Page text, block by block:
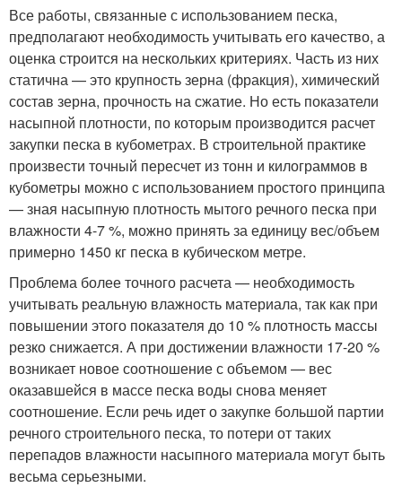
Все работы, связанные с использованием песка,
предполагают необходимость учитывать его качество, а
оценка строится на нескольких критериях. Часть из них
статична — это крупность зерна (фракция), химический
состав зерна, прочность на сжатие. Но есть показатели
насыпной плотности, по которым производится расчет
закупки песка в кубометрах. В строительной практике
произвести точный пересчет из тонн и килограммов в
кубометры можно с использованием простого принципа
— зная насыпную плотность мытого речного песка при
влажности 4-7 %, можно принять за единицу вес/объем
примерно 1450 кг песка в кубическом метре.
Проблема более точного расчета — необходимость
учитывать реальную влажность материала, так как при
повышении этого показателя до 10 % плотность массы
резко снижается. А при достижении влажности 17-20 %
возникает новое соотношение с объемом — вес
оказавшейся в массе песка воды снова меняет
соотношение. Если речь идет о закупке большой партии
речного строительного песка, то потери от таких
перепадов влажности насыпного материала могут быть
весьма серьезными.